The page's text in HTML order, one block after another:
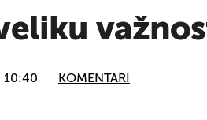
10:40 KOMENTARI